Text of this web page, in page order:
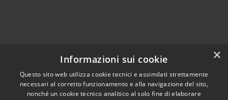
×
Informazioni sui cookie
Questo sito web utilizza cookie tecnici e assimilati strettamente
necessari al corretto funzionamento e alla navigazione del sito,
nonché un cookie tecnico analitico al solo fine di elaborare